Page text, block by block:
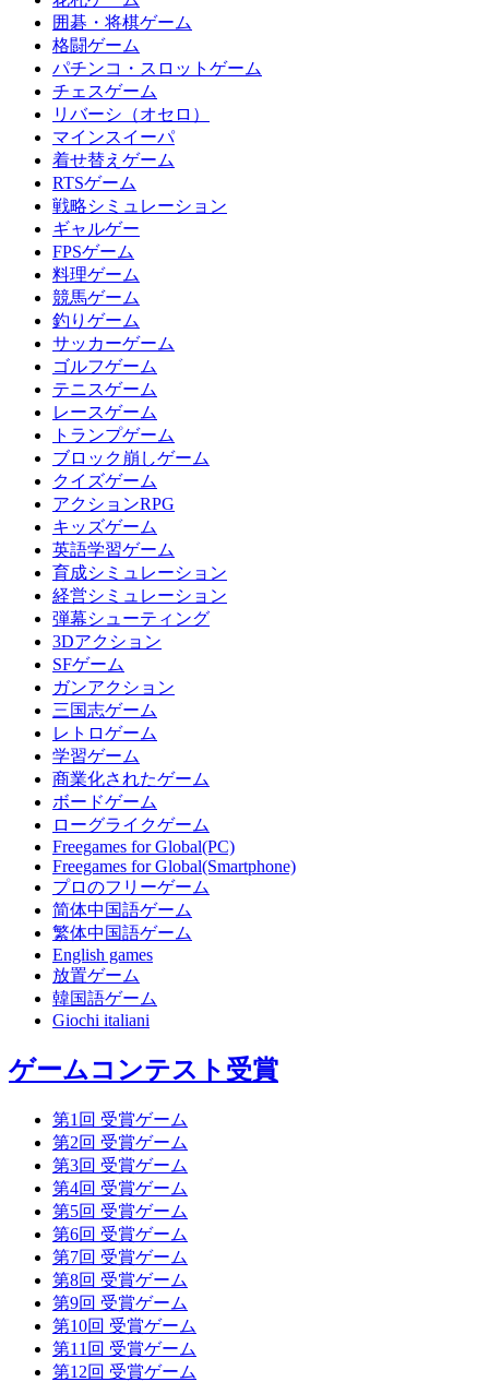
囲碁・将棋ゲーム
格闘ゲーム
パチンコ・スロットゲーム
チェスゲーム
リバーシ（オセロ）
マインスイーパ
着せ替えゲーム
RTSゲーム
戦略シミュレーション
ギャルゲー
FPSゲーム
料理ゲーム
競馬ゲーム
釣りゲーム
サッカーゲーム
ゴルフゲーム
テニスゲーム
レースゲーム
トランプゲーム
ブロック崩しゲーム
クイズゲーム
アクションRPG
キッズゲーム
英語学習ゲーム
育成シミュレーション
経営シミュレーション
弾幕シューティング
3Dアクション
SFゲーム
ガンアクション
三国志ゲーム
レトロゲーム
学習ゲーム
商業化されたゲーム
ボードゲーム
ローグライクゲーム
Freegames for Global(PC)
Freegames for Global(Smartphone)
プロのフリーゲーム
简体中国語ゲーム
繁体中国語ゲーム
English games
放置ゲーム
韓国語ゲーム
Giochi italiani
ゲームコンテスト受賞
第1回 受賞ゲーム
第2回 受賞ゲーム
第3回 受賞ゲーム
第4回 受賞ゲーム
第5回 受賞ゲーム
第6回 受賞ゲーム
第7回 受賞ゲーム
第8回 受賞ゲーム
第9回 受賞ゲーム
第10回 受賞ゲーム
第11回 受賞ゲーム
第12回 受賞ゲーム